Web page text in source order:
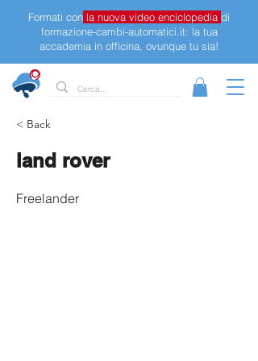
Formati con la nuova video enciclopedia di
formazione-cambi-automatici.it: la tua
accademia in officina, ovunque tu sia!
< Back
land rover
Freelander